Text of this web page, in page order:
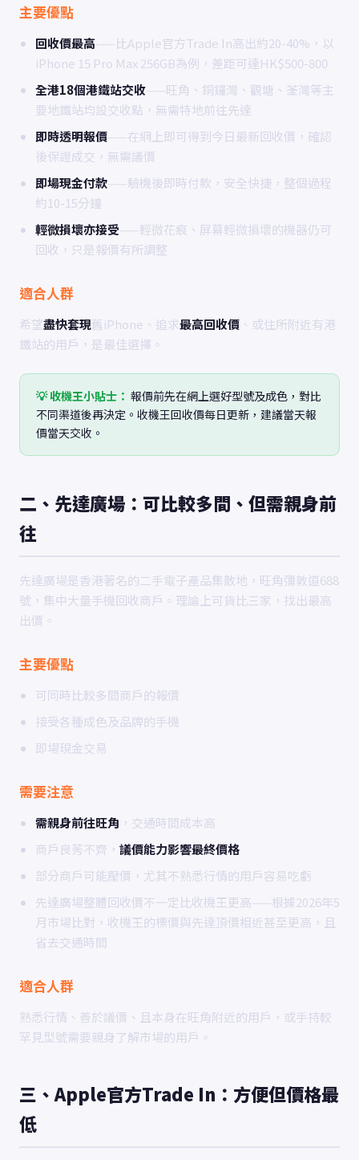
主要優點
回收價最高 ——比Apple官方Trade In高出約20-40%，以
iPhone 15 Pro Max 256GB為例，差距可達HK$500-800
全港18個港鐵站交收 ——旺角、銅鑼灣、觀塘、荃灣等主
要地鐵站均設交收點，無需特地前往先達
即時透明報價 ——在網上即可得到今日最新回收價，確認
後保證成交，無需議價
即場現金付款 ——驗機後即時付款，安全快捷，整個過程
約10-15分鐘
輕微損壞亦接受 ——輕微花痕、屏幕輕微損壞的機器仍可
回收，只是報價有所調整
適合人群
希望盡快套現舊iPhone、追求最高回收價 、或住所附近有港
鐵站的用戶，是最佳選擇。
💡 收機王小貼士： 報價前先在網上選好型號及成色，對比
不同渠道後再決定。收機王回收價每日更新，建議當天報
價當天交收。
二、先達廣場：可比較多間、但需親身前
往
先達廣場是香港著名的二手電子產品集散地，旺角彌敦道688
號，集中大量手機回收商戶。理論上可貨比三家，找出最高
出價。
主要優點
可同時比較多間商戶的報價
接受各種成色及品牌的手機
即場現金交易
需要注意
需親身前往旺角 ，交通時間成本高
商戶良莠不齊， 議價能力影響最終價格
部分商戶可能壓價，尤其不熟悉行情的用戶容易吃虧
先達廣場整體回收價不一定比收機王更高——根據2026年5
月市場比對，收機王的標價與先達頂價相近甚至更高，且
省去交通時間
適合人群
熟悉行情、善於議價、且本身在旺角附近的用戶，或手持較
罕見型號需要親身了解市場的用戶。
三、Apple官方Trade In：方便但價格最
低